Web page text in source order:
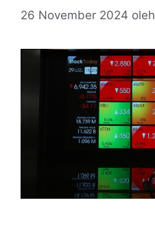
26 November 2024 oleh